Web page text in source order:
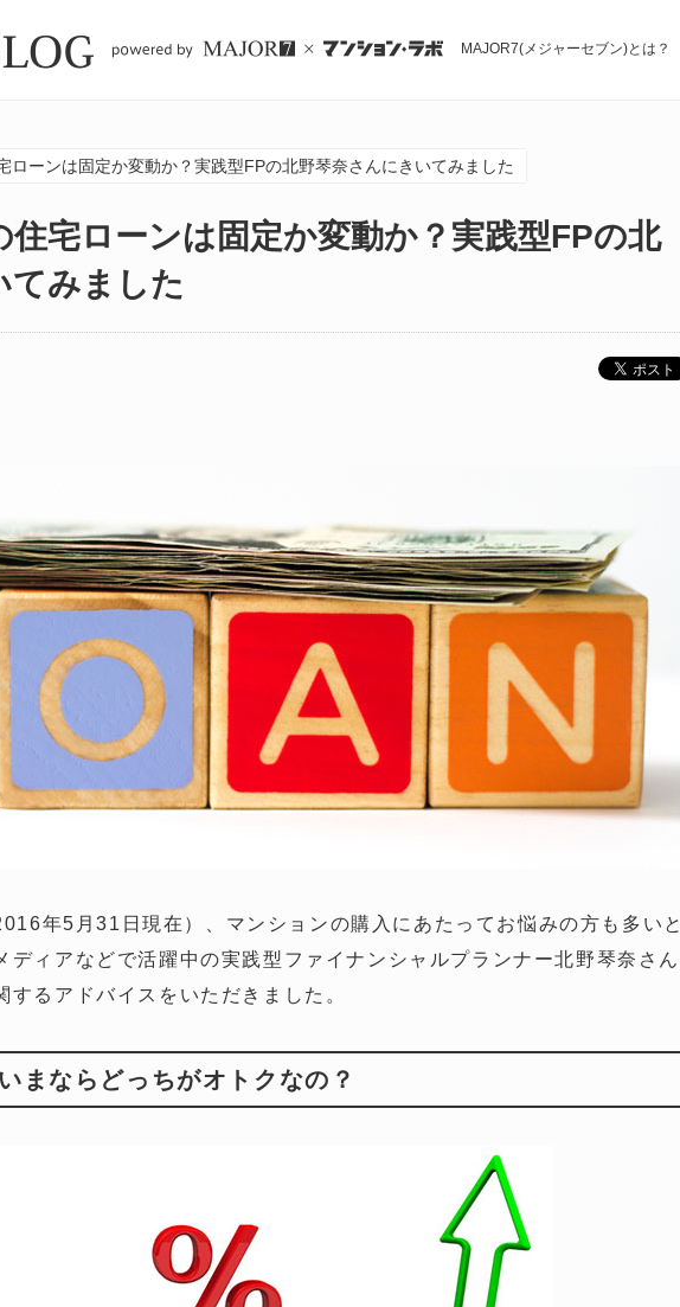
MAJOR7(メジャーセブン)とは？
ローンは固定か変動か？実践型FPの北野琴奈さんにきいてみました
住宅ローンは固定か変動か？実践型FPの北
てみました
年5月31日現在）、マンションの購入にあたってお悩みの方も多いと
ディアなどで活躍中の実践型ファイナンシャルプランナー北野琴奈さん
るアドバイスをいただきました。
まならどっちがオトクなの？